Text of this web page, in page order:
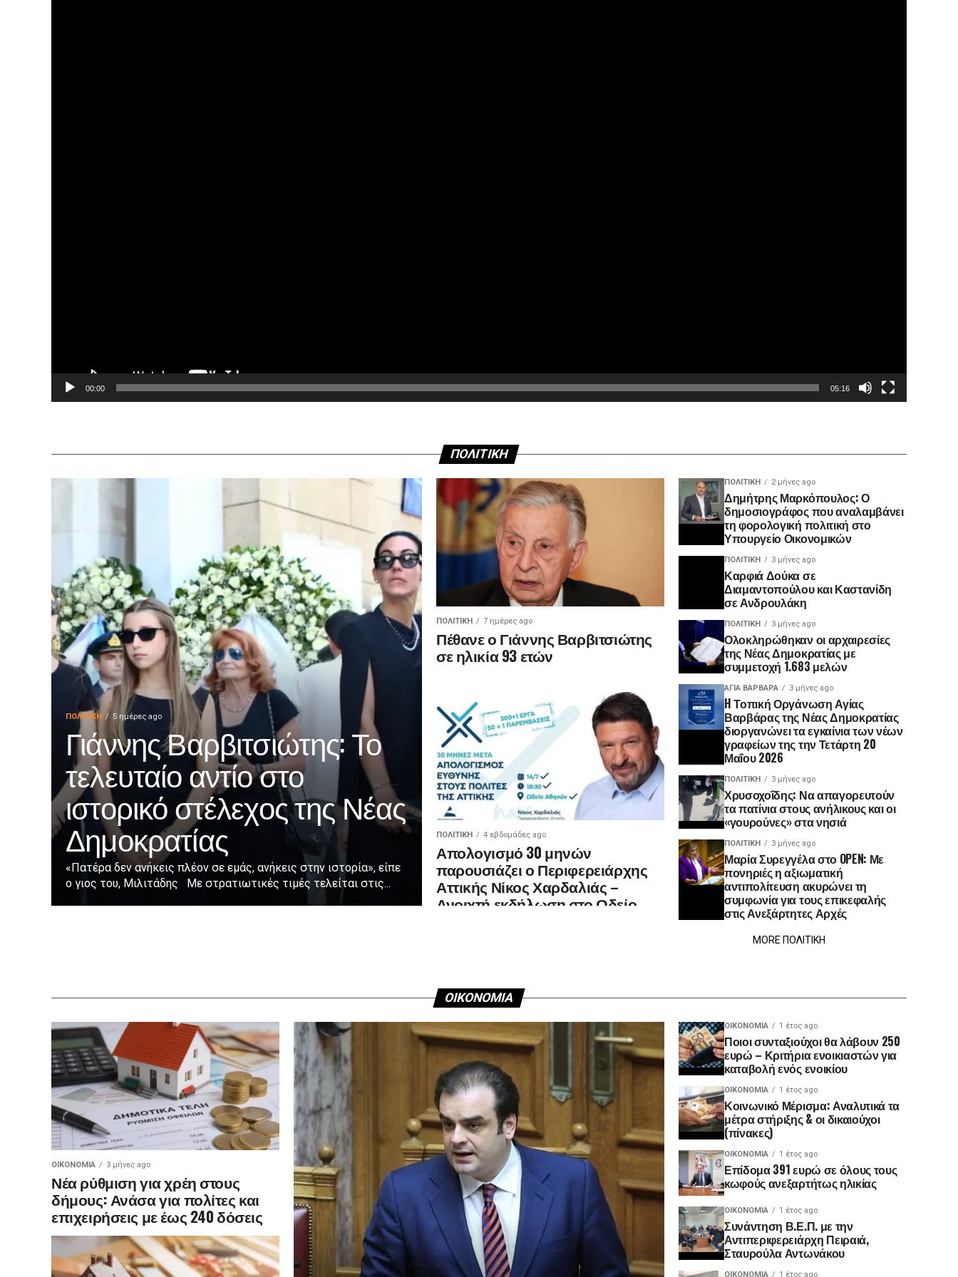
00:00 05:16
ΠΟΛΙΤΙΚΗ
ΠΟΛΙΤΙΚΉ 5 ημέρες ago
Γιάννης Βαρβιτσιώτης: Το
τελευταίο αντίο στο
ιστορικό στέλεχος της Νέας
Δημοκρατίας
«Πατέρα δεν ανήκεις πλέον σε εμάς, ανήκεις στην ιστορία», είπε
ο γιος του, Μιλιτάδης Με στρατιωτικές τιμές τελείται στις...
ΠΟΛΙΤΙΚΉ 7 ημέρες ago
Πέθανε ο Γιάννης Βαρβιτσιώτης
σε ηλικία 93 ετών
ΠΟΛΙΤΙΚΉ 4 εβδομάδες ago
Απολογισμό 30 μηνών
παρουσιάζει ο Περιφερειάρχης
Αττικής Νίκος Χαρδαλιάς –
Ανοιχτή εκδήλωση στο Ωδείο
ΠΟΛΙΤΙΚΉ 2 μήνες ago
Δημήτρης Μαρκόπουλος: Ο
δημοσιογράφος που αναλαμβάνει
τη φορολογική πολιτική στο
Υπουργείο Οικονομικών
ΠΟΛΙΤΙΚΉ 3 μήνες ago
Καρφιά Δούκα σε
Διαμαντοπούλου και Καστανίδη
σε Ανδρουλάκη
ΠΟΛΙΤΙΚΉ 3 μήνες ago
Ολοκληρώθηκαν οι αρχαιρεσίες
της Νέας Δημοκρατίας με
συμμετοχή 1.683 μελών
ΑΓΙΑ ΒΑΡΒΑΡΑ 3 μήνες ago
H Τοπική Οργάνωση Αγίας
Βαρβάρας της Νέας Δημοκρατίας
διοργανώνει τα εγκαίνια των νέων
γραφείων της την Τετάρτη 20
Μαΐου 2026
ΠΟΛΙΤΙΚΉ 3 μήνες ago
Χρυσοχοΐδης: Να απαγορευτούν
τα πατίνια στους ανήλικους και οι
«γουρούνες» στα νησιά
ΠΟΛΙΤΙΚΉ 3 μήνες ago
Μαρία Συρεγγέλα στο OPEN: Με
πονηριές η αξιωματική
αντιπολίτευση ακυρώνει τη
συμφωνία για τους επικεφαλής
στις Ανεξάρτητες Αρχές
MORE ΠΟΛΙΤΙΚΗ
ΟΙΚΟΝΟΜΙΑ
ΟΙΚΟΝΟΜΊΑ 3 μήνες ago
Νέα ρύθμιση για χρέη στους
δήμους: Ανάσα για πολίτες και
επιχειρήσεις με έως 240 δόσεις
ΟΙΚΟΝΟΜΊΑ 1 έτος ago
Ποιοι συνταξιούχοι θα λάβουν 250
ευρώ – Κριτήρια ενοικιαστών για
καταβολή ενός ενοικίου
ΟΙΚΟΝΟΜΊΑ 1 έτος ago
Κοινωνικό Μέρισμα: Αναλυτικά τα
μέτρα στήριξης & οι δικαιούχοι
(πίνακες)
ΟΙΚΟΝΟΜΊΑ 1 έτος ago
Επίδομα 391 ευρώ σε όλους τους
κωφούς ανεξαρτήτως ηλικίας
ΟΙΚΟΝΟΜΊΑ 1 έτος ago
Συνάντηση Β.Ε.Π. με την
Αντιπεριφερειάρχη Πειραιά,
Σταυρούλα Αντωνάκου
ΟΙΚΟΝΟΜΊΑ 1 έτος ago